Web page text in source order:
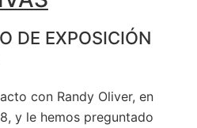
DE EXPOSICIÓN
con Randy Oliver, en
y le hemos preguntado